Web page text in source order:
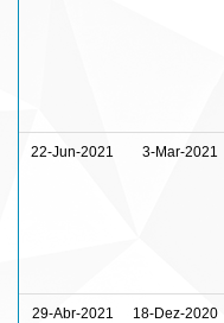
22-Jun-2021 3-Mar-2021
29-Abr-2021 18-Dez-2020